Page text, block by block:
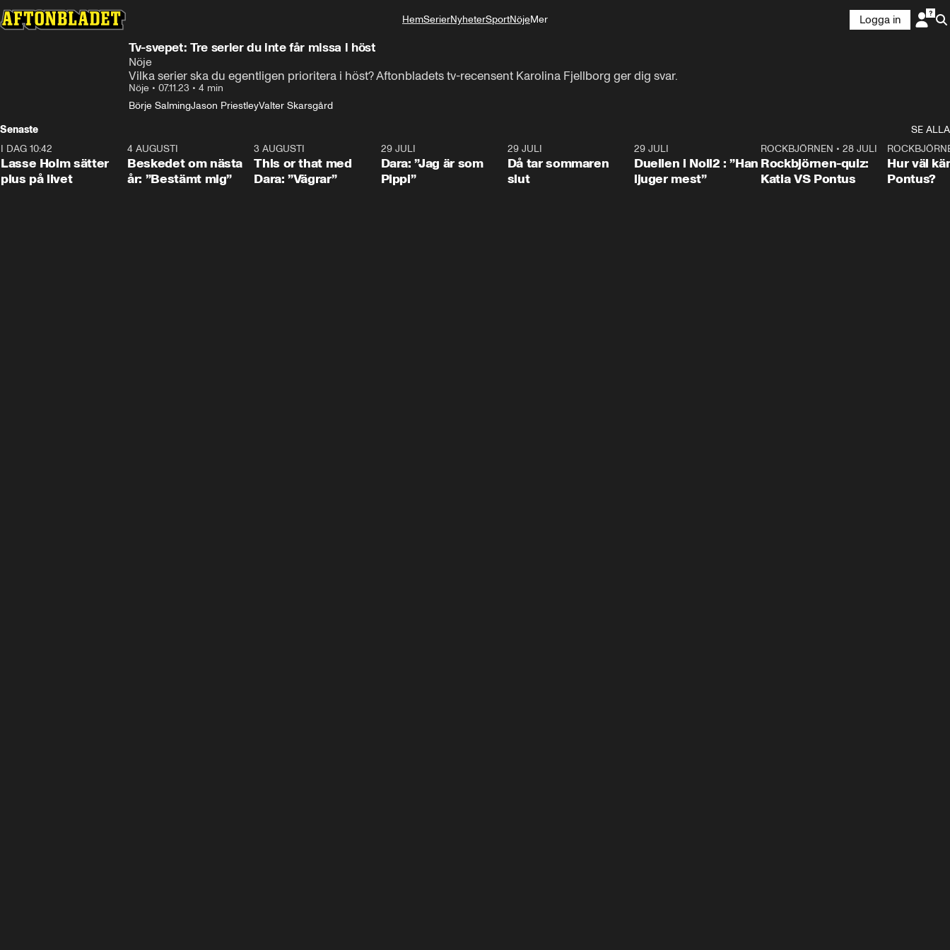
HemSerierNyheterSportNöjeMer
Logga in
Tv-svepet: Tre serier du inte får missa i höst
Nöje
Vilka serier ska du egentligen prioritera i höst? Aftonbladets tv-recensent Karolina Fjellborg ger dig svar.
Nöje • 07.11.23 • 4 min
Börje SalmingJason PriestleyValter Skarsgård
Senaste
SE ALLA
1:04
I DAG 10:42
Lasse Holm sätter
plus på livet
0:24
4 AUGUSTI
Beskedet om nästa
år: ”Bestämt mig”
3 AUGUSTI
This or that med
Dara: ”Vägrar”
29 JULI
Dara: ”Jag är som
Pippi”
29 JULI
Då tar sommaren
slut
29 JULI
Duellen i Noll2 : ”Han
ljuger mest”
0:15
ROCKBJÖRNEN •28 JULI
Rockbjörnen-quiz:
Katia VS Pontus
Hur väl
Pontus?